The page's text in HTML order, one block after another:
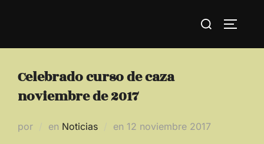
Buscar:
Celebrado curso de caza
noviembre de 2017
por en Noticias en Publicado
12 noviembre 2017